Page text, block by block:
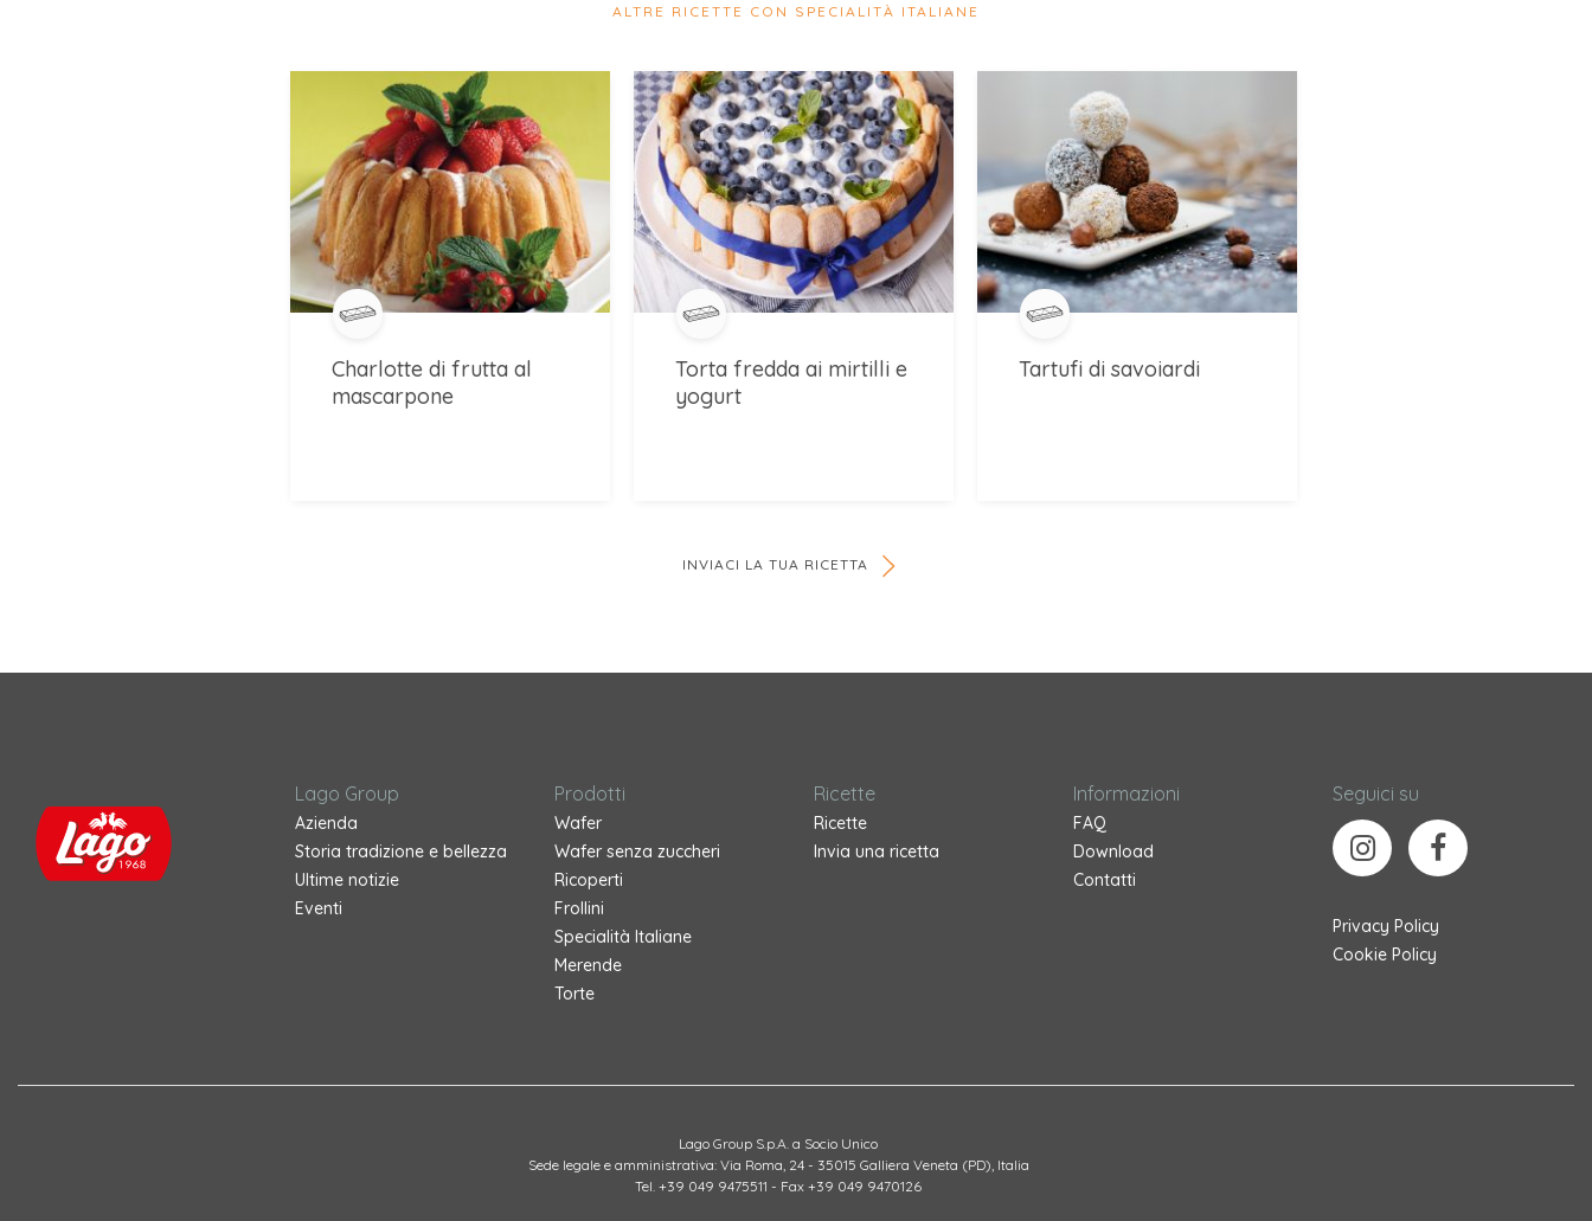
ALTRE RICETTE CON SPECIALITÀ ITALIANE
Charlotte di frutta al
mascarpone
Torta fredda ai mirtilli e
yogurt
Tartufi di savoiardi
INVIACI LA TUA RICETTA
Lago Group
Azienda
Storia tradizione e bellezza
Ultime notizie
Eventi
Prodotti
Wafer
Wafer senza zuccheri
Ricoperti
Frollini
Specialità Italiane
Merende
Torte
Ricette
Ricette
Invia una ricetta
Informazioni
FAQ
Download
Contatti
Seguici su
Privacy Policy
Cookie Policy
Lago Group S.p.A. a Socio Unico
Sede legale e amministrativa: Via Roma, 24 - 35015 Galliera Veneta (PD), Italia
Tel. +39 049 9475511 - Fax +39 049 9470126